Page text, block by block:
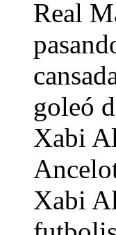
Real
goleó
Xabi
Xabi